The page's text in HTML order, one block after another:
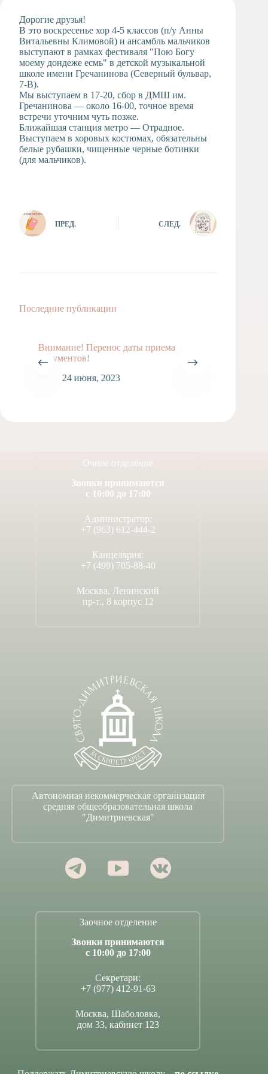
студия
Музыкальное
отделение
Психологическая
Служба
Тьюторская
служба
Дорогие друзья!
В это воскресенье хор 4-5 классов (п/у Анны
Витальевны Климовой) и ансамбль мальчиков
выступают в рамках фестиваля "Пою Богу
моему дондеже есмь" в детской музыкальной
школе имени Гречанинова (Северный бульвар,
7-В).
Мы выступаем в 17-20, сбор в ДМШ им.
Гречанинова — около 16-00, точное время
встречи уточним чуть позже.
Ближайшая станция метро — Отрадное.
Выступаем в хоровых костюмах, обязательны
белые рубашки, чищенные черные ботинки
(для мальчиков).
ПРЕД. СЛЕД.
Последние публикации
Внимание! Перенос даты приема
документов!
24 июня, 2023
Очное отделение
Звонки принимаются
с 10:00 до 17:00
Администратор:
+7 (963) 612-444-2
Канцелярия:
+7 (499) 705-88-40
Москва, Ленинский
пр-т., 8 корпус 12
Автономная некоммерческая организация
средняя общеобразовательная школа
"Димитриевская"
Заочное отделение
Звонки принимаются
с 10:00 до 17:00
Секретари:
+7 (977) 412-91-63
Москва, Шаболовка,
дом 33, кабинет 123